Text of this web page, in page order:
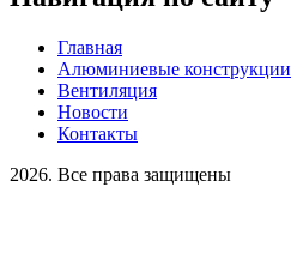
Главная
Алюминиевые конструкции
Вентиляция
Новости
Контакты
2026. Все права защищены